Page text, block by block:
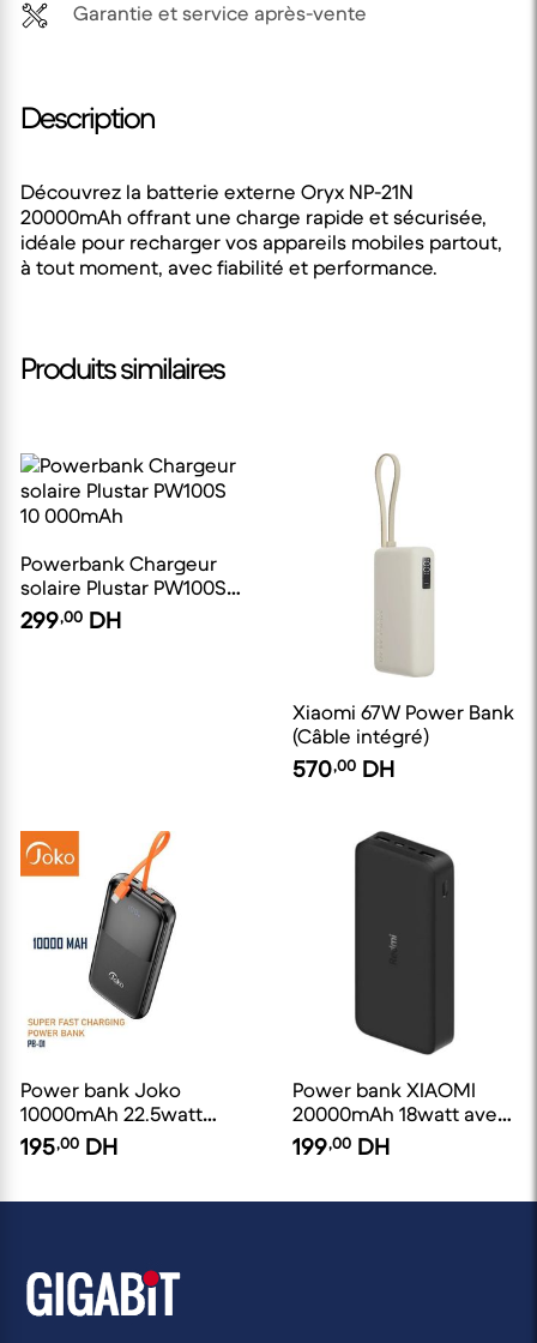
Garantie et service après-vente
Description
Découvrez la batterie externe Oryx NP-21N
20000mAh offrant une charge rapide et sécurisée,
idéale pour recharger vos appareils mobiles partout,
à tout moment, avec fiabilité et performance.
Produits similaires
Powerbank Chargeur
solaire Plustar PW100S
10 000mAh
299,00 DH
Xiaomi 67W Power Bank
(Câble intégré)
570,00 DH
Power bank Joko
10000mAh 22.5watt
avec cable attaché
type-c et afficheur
195,00 DH
Power bank XIAOMI
20000mAh 18watt avec
câble Micro-USB
199,00 DH